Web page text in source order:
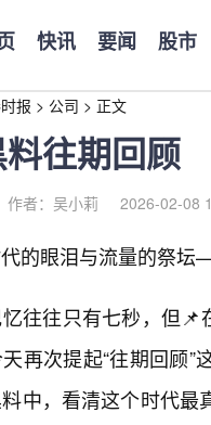
快讯 要闻 股市
报 > 公司 > 正文
往期回顾
作者：吴小莉 2026-02-08
的眼泪与流量的祭
往往只有七秒，但📌
再次提起“往期回顾
中，看清这个时代